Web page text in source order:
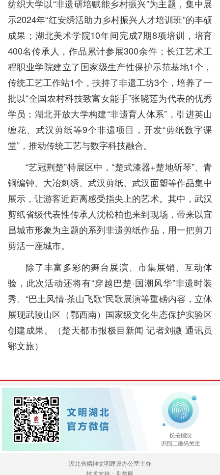
纺织大学以“非遗研培赋能乡村振兴”为主题，集中展
示2024年“红安绣活助力乡村振兴人才培训班”的丰硕
成果；湖北美术学院10年间完成7期8项培训，培育
400名传承人，作品累计参展300余件；长江艺术工
程职业学院建立了国家级生产性保护示范基地1个，
传统工艺工作站1个，扶持了非遗工坊3个，培养了一
批以“全国农村科技致富女能手”张晓莲为代表的优秀
学员；湖北开放大学构建“非遗育人体系”，引进英山
缠花、武汉剪纸等9个非遗项目，开发“剪纸数字课
堂”，推动传统工艺与数字科技融合。
“艺冠荆楚”特展区中，“楚式漆器+楚地斫琴”、青
铜编钟、大冶刺绣、武汉剪纸、武汉面塑等作品集中
展示，让游客近距离感受指尖上的艺术。其中，武汉
剪纸省级代表性传承人沈松柏也来到现场，带来以宜
昌城市形象为主题的系列非遗剪纸作品，用一把剪刀
剪活一座城市。
除了丰富多彩的舞台展演、市集展销、互动体
验，此次活动还将有“穿越巴楚·国潮风华”非遗时装
秀、“巴土风情·茶山飞歌”民歌展演等重磅内容，立体
展现武陵山区（鄂西南）国家级文化生态保护实验区
创建成果。
（楚天都市报极目新闻记者刘微 通讯员
鄂文旅）
湖北省精神文明建设办公室主办